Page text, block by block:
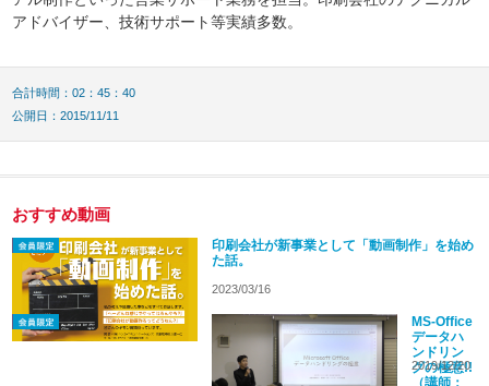
アドバイザー、技術サポート等実績多数。
合計時間：02：45：40
公開日：2015/11/11
おすすめ動画
印刷会社が新事業として「動画制作」を始め
た話。
2023/03/16
MS-Office
データハ
ンドリン
グの極意!!
2019/12/20